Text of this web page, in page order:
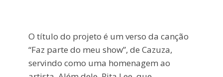
O título do projeto é um verso da canção
“Faz parte do meu show”, de Cazuza,
servindo como uma homenagem ao